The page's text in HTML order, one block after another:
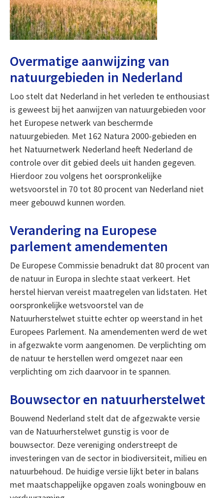
Overmatige aanwijzing van
natuurgebieden in Nederland
Loo stelt dat Nederland in het verleden te enthousiast
is geweest bij het aanwijzen van natuurgebieden voor
het Europese netwerk van beschermde
natuurgebieden. Met 162 Natura 2000-gebieden en
het Natuurnetwerk Nederland heeft Nederland de
controle over dit gebied deels uit handen gegeven.
Hierdoor zou volgens het oorspronkelijke
wetsvoorstel in 70 tot 80 procent van Nederland niet
meer gebouwd kunnen worden.
Verandering na Europese
parlement amendementen
De Europese Commissie benadrukt dat 80 procent van
de natuur in Europa in slechte staat verkeert. Het
herstel hiervan vereist maatregelen van lidstaten. Het
oorspronkelijke wetsvoorstel van de
Natuurherstelwet stuitte echter op weerstand in het
Europees Parlement. Na amendementen werd de wet
in afgezwakte vorm aangenomen. De verplichting om
de natuur te herstellen werd omgezet naar een
verplichting om zich daarvoor in te spannen.
Bouwsector en natuurherstelwet
Bouwend Nederland stelt dat de afgezwakte versie
van de Natuurherstelwet gunstig is voor de
bouwsector. Deze vereniging onderstreept de
investeringen van de sector in biodiversiteit, milieu en
natuurbehoud. De huidige versie lijkt beter in balans
met maatschappelijke opgaven zoals woningbouw en